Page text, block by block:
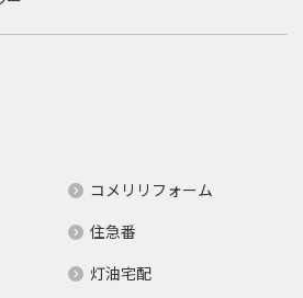
コメリリフォーム
住急番
灯油宅配